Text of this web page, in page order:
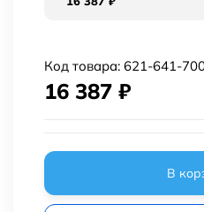
Код товара: 621-641-
16 387 ₽
В